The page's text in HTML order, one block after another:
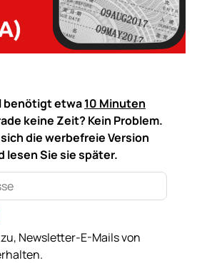
benötigt etwa10 Minuten
keine Zeit? Kein Problem.
die werbefreie Version
lesen Sie sie später.
Newsletter-E-Mails von